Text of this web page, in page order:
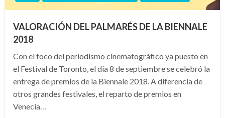
VALORACIÓN DEL PALMARÉS DE LA BIENNALE
2018
Con el foco del periodismo cinematográfico ya puesto en
el Festival de Toronto, el día 8 de septiembre se celebró la
entrega de premios de la Biennale 2018. A diferencia de
otros grandes festivales, el reparto de premios en
Venecia…